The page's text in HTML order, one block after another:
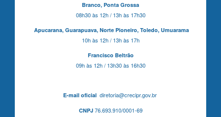
Branco, Ponta Grossa
08h30 às 12h / 13h às 17h30
Apucarana, Guarapuava, Norte Pioneiro, Toledo, Umuarama
10h às 12h / 13h às 17h
Francisco Beltrão
09h às 12h / 13h30 às 16h30
E-mail oficialdiretoria@crecipr.gov.br
CNPJ76.693.910/0001-69